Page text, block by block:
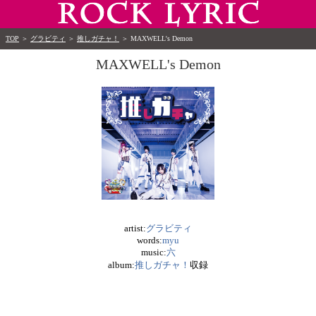
TOP ＞ グラビティ ＞ 推しガチャ！ ＞ MAXWELL's Demon
MAXWELL's Demon
artist:グラビティ
words:myu
music:六
album:推しガチャ！ 収録